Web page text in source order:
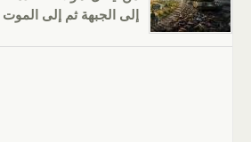
إلى الجبهة ثم إلى الموت